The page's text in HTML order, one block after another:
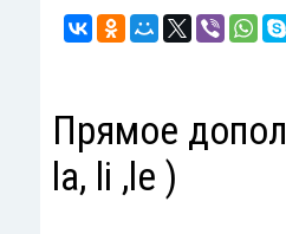
Прямое
la, li ,le )